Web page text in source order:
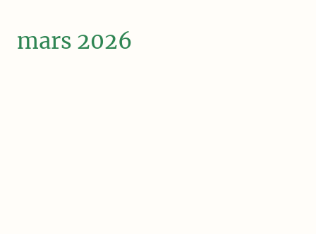
mars 2026